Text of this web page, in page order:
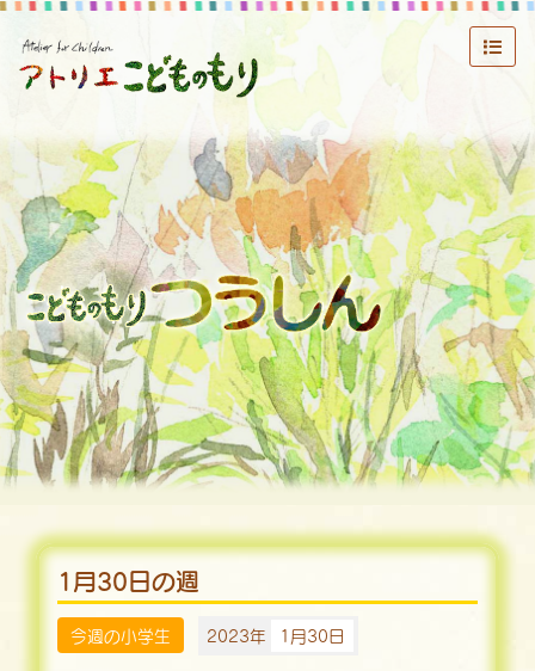
1月30日の週
今週の小学生 2023年 1月30日